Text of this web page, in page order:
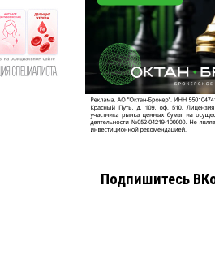
Подпишитесь